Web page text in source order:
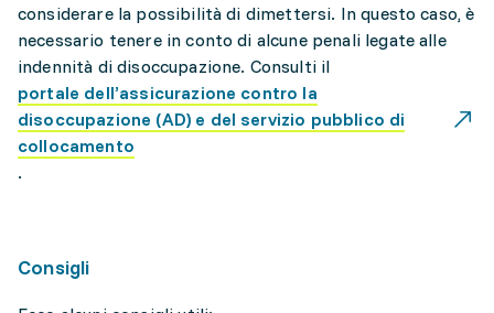
considerare la possibilità di dimettersi. In questo caso, è
necessario tenere in conto di alcune penali legate alle
indennità di disoccupazione. Consulti il
portale dell’assicurazione contro la
disoccupazione (AD) e del servizio pubblico di
collocamento
.
Consigli